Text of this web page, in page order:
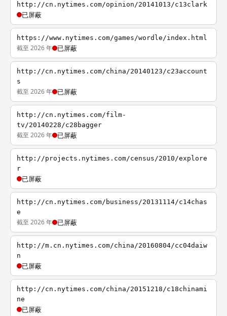
http://cn.nytimes.com/opinion/20141013/c13clark
已屏蔽
https://www.nytimes.com/games/wordle/index.html
截至 2026 年 已屏蔽
http://cn.nytimes.com/china/20140123/c23account
s
截至 2026 年 已屏蔽
http://cn.nytimes.com/film-
tv/20140228/c28bagger
截至 2026 年 已屏蔽
http://projects.nytimes.com/census/2010/explore
r
已屏蔽
http://cn.nytimes.com/business/20131114/c14chas
e
截至 2026 年 已屏蔽
http://m.cn.nytimes.com/china/20160804/cc04daiw
n
已屏蔽
http://cn.nytimes.com/china/20151218/c18chinami
ne
已屏蔽